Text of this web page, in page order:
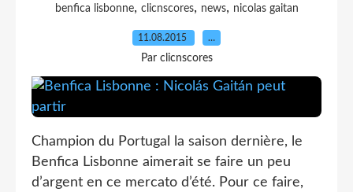
benfica lisbonne, clicnscores, news, nicolas gaitan
11.08.2015 …
Par clicnscores
Champion du Portugal la saison dernière, le
Benfica Lisbonne aimerait se faire un peu
d’argent en ce mercato d’été. Pour ce faire,